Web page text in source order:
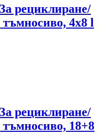
За рециклиране/
тъмносиво, 4x8 l
За рециклиране/
тъмносиво, 18+8